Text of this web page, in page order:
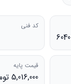
کد فنی
قیمت پایه
5,016,000 تومان